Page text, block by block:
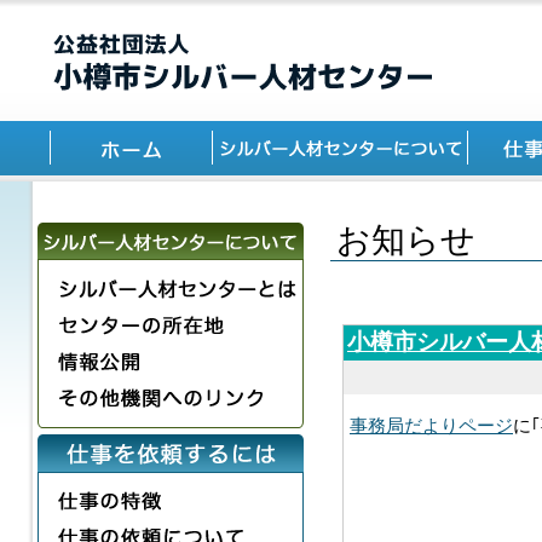
お知らせ
小樽市シルバー人
事務局だよりページに